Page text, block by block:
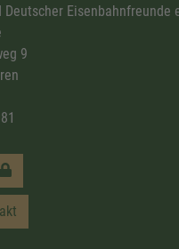
Deutscher Eisenbahnfreunde
9